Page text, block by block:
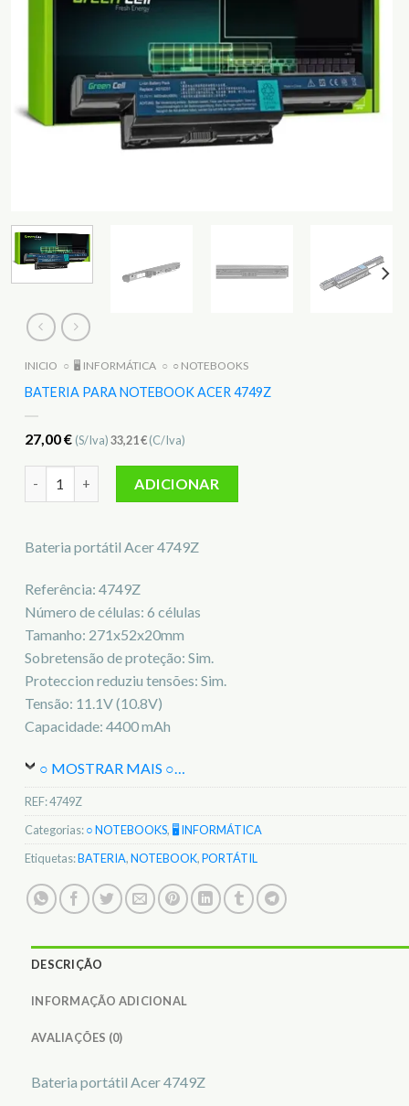
INICIO ○ 🖥️ INFORMÁTICA ○ ○ NOTEBOOKS
BATERIA PARA NOTEBOOK ACER 4749Z
27,00€ (S/Iva)33,21€(C/Iva)
ADICIONAR
Bateria portátil Acer 4749Z
Referência: 4749Z
Número de células: 6 células
Tamanho: 271x52x20mm
Sobretensão de proteção: Sim.
Proteccion reduziu tensões: Sim.
Tensão: 11.1V (10.8V)
Capacidade: 4400 mAh
○ MOSTRAR MAIS ○…
REF:4749Z
Categorias:○ NOTEBOOKS, 🖥️ INFORMÁTICA
Etiquetas:BATERIA,NOTEBOOK,PORTÁTIL
DESCRIÇÃO
INFORMAÇÃO ADICIONAL
AVALIAÇÕES (0)
Bateria portátil Acer 4749Z